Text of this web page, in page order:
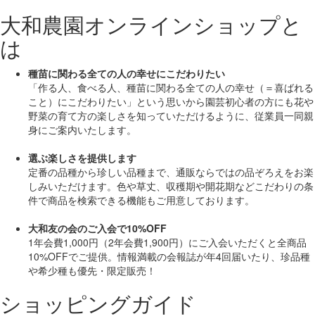
大和農園オンラインショップと
は
種苗に関わる全ての人の幸せにこだわりたい
「作る人、食べる人、種苗に関わる全ての人の幸せ（＝喜ばれる
こと）にこだわりたい」 という思いから園芸初心者の方にも花や
野菜の育て方の楽しさを知っていただけるように、従業員一同親
身にご案内いたします。
選ぶ楽しさを提供します
定番の品種から珍しい品種まで、通販ならではの品ぞろえをお楽
しみいただけます。色や草丈、収穫期や開花期などこだわりの条
件で商品を検索できる機能もご用意しております。
大和友の会のご入会で10%OFF
1年会費1,000円（2年会費1,900円）にご入会いただくと全商品
10%OFFでご提供。情報満載の会報誌が年4回届いたり、珍品種
や希少種も優先・限定販売！
ショッピングガイド